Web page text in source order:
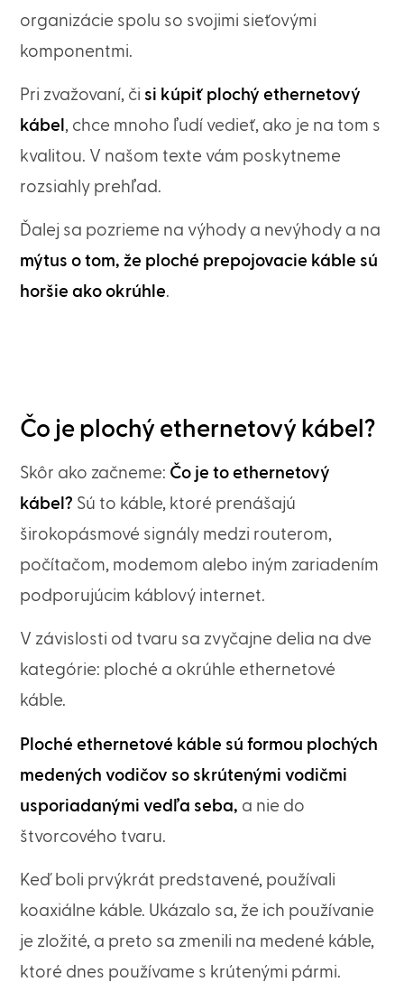
organizácie spolu so svojimi sieťovými
komponentmi.
Pri zvažovaní, či si kúpiť plochý ethernetový
kábel , chce mnoho ľudí vedieť, ako je na tom s
kvalitou. V našom texte vám poskytneme
rozsiahly prehľad.
Ďalej sa pozrieme na výhody a nevýhody a na
mýtus o tom, že ploché prepojovacie káble sú
horšie ako okrúhle.
Čo je plochý ethernetový kábel?
Skôr ako začneme: Čo je to ethernetový
kábel? Sú to káble, ktoré prenášajú
širokopásmové signály medzi routerom,
počítačom, modemom alebo iným zariadením
podporujúcim káblový internet.
V závislosti od tvaru sa zvyčajne delia na dve
kategórie: ploché a okrúhle ethernetové
káble.
Ploché ethernetové káble sú formou plochých
medených vodičov so skrútenými vodičmi
usporiadanými vedľa seba, a nie do
štvorcového tvaru.
Keď boli prvýkrát predstavené, používali
koaxiálne káble. Ukázalo sa, že ich používanie
je zložité, a preto sa zmenili na medené káble,
ktoré dnes používame s krútenými pármi.